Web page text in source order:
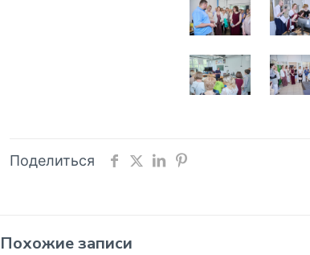
Поделиться
Похожие записи